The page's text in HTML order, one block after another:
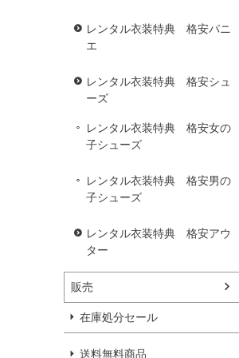
レンタル衣装特典 格安パニ
エ
レンタル衣装特典 格安シュ
ーズ
レンタル衣装特典 格安女の
子シューズ
レンタル衣装特典 格安男の
子シューズ
レンタル衣装特典 格安アウ
ター
販売
在庫処分セール
送料無料商品